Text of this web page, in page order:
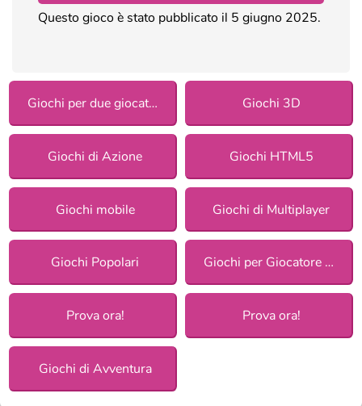
Questo gioco è stato pubblicato il 5 giugno 2025.
Giochi per due giocatori Giochi 3D
Giochi di Azione Giochi HTML5
Giochi mobile Giochi di Multiplayer
Giochi Popolari Giochi per Giocatore Singolo
Prova ora! Prova ora!
Giochi di Avventura